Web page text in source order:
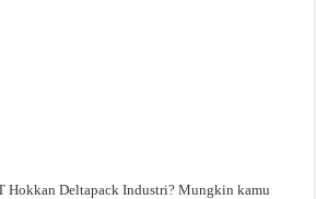
Hokkan Deltapack Industri? Mungkin kamu